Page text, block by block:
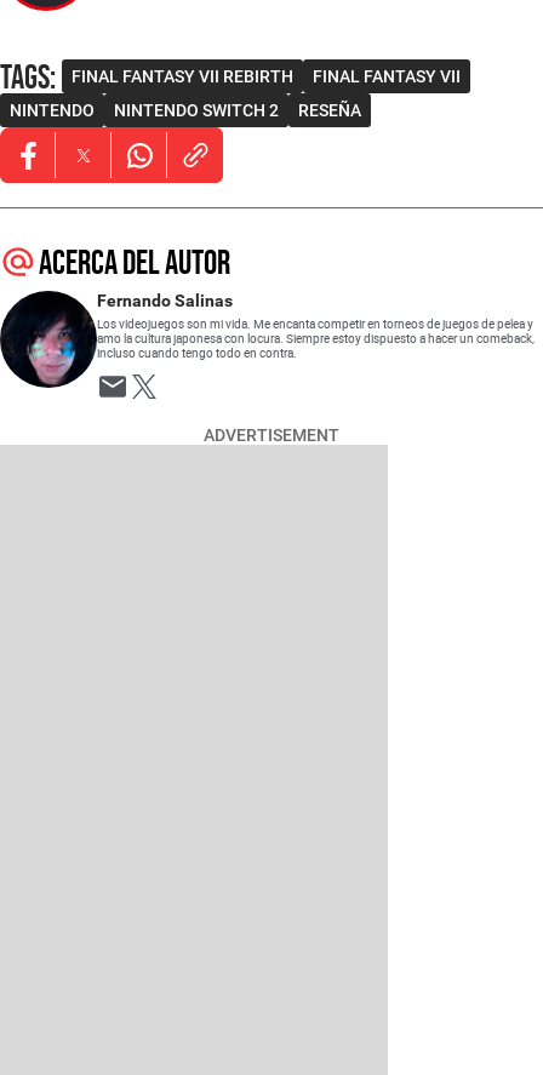
Tags: FINAL FANTASY VII REBIRTH
FINAL FANTASY VII
NINTENDO
NINTENDO SWITCH 2 RESEÑA
Opens in new window
Opens in new window
Opens in new window
Acerca del autor
Fernando Salinas
Los videojuegos son mi vida. Me encanta competir en torneos de juegos de pelea y
amo la cultura japonesa con locura. Siempre estoy dispuesto a hacer un comeback,
incluso cuando tengo todo en contra.
Opens in new window
ADVERTISEMENT